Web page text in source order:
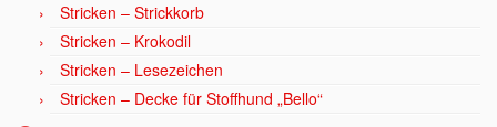
Stricken – Strickkorb
Stricken – Krokodil
Stricken – Lesezeichen
Stricken – Decke für Stoffhund „Bello“